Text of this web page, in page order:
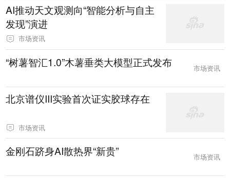
AI推动天文观测向“智能分析与自主
发现”演进
市场资讯
“树薯智汇1.0”木薯垂类大模型正式发布 市场资讯
北京谱仪III实验首次证实胶球存在
市场资讯
金刚石跻身AI散热界“新贵” 市场资讯